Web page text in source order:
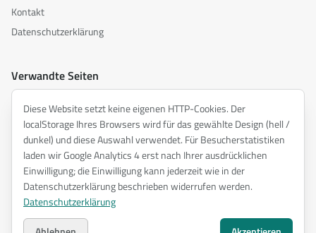
Kontakt
Datenschutzerklärung
Verwandte Seiten
inspiredacoustics.com
soundy.ai
irat.ai
2026ENTEL Műszaki Fejlesztő Kft. —
Alle Rechte vorbehalten.
Datenschutzerklärung
Diese Website setzt keine eigenen HTTP-Cookies. Der
localStorage Ihres Browsers wird für das gewählte Design (hell /
dunkel) und diese Auswahl verwendet. Für Besucherstatistiken
laden wir Google Analytics 4 erst nach Ihrer ausdrücklichen
Einwilligung; die Einwilligung kann jederzeit wie in der
Datenschutzerklärung beschrieben widerrufen werden.
Datenschutzerklärung